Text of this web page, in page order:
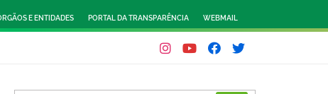
E ENTIDADES PORTAL DA TRANSPARÊNCIA WEBMAIL